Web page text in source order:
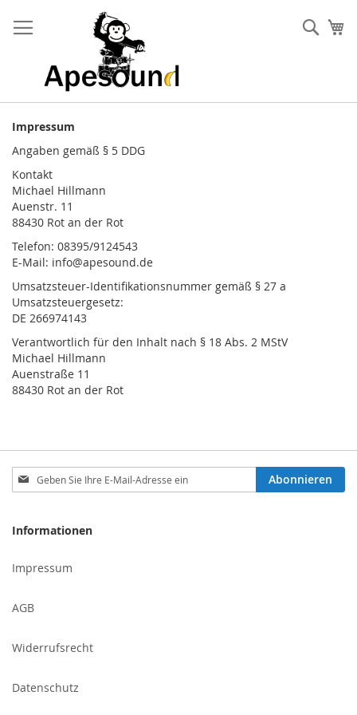
Inhalt
springen
Impressum
Angaben gemäß § 5 DDG
Kontakt
Michael Hillmann
Auenstr. 11
88430 Rot an der Rot
Telefon: 08395/9124543
E-Mail: info@apesound.de
Umsatzsteuer-Identifikationsnummer gemäß § 27 a
Umsatzsteuergesetz:
DE 266974143
Verantwortlich für den Inhalt nach § 18 Abs. 2 MStV
Michael Hillmann
Auenstraße 11
88430 Rot an der Rot
Melden
Sie
unseren
an:
Abonnieren
Informationen
Impressum
AGB
Widerrufsrecht
Datenschutz